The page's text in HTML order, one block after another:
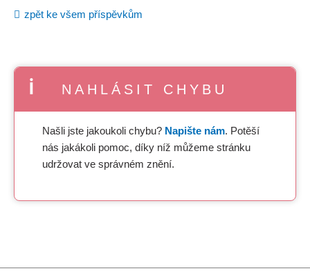
zpět ke všem příspěvkům
NAHLÁSIT CHYBU
Našli jste jakoukoli chybu? Napište nám. Potěší
nás jakákoli pomoc, díky níž můžeme stránku
udržovat ve správném znění.